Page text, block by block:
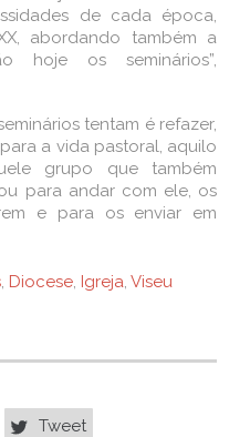
de cada época,
abordando também a
hoje os seminários”,
tentam é refazer,
a vida pastoral, aquilo
grupo que também
para andar com ele, os
e para os enviar em
, Diocese, Igreja, Viseu
 Tweet